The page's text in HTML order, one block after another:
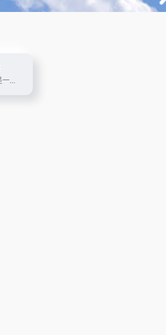
腾讯智影是一款云端智能视频创作工具，集素材搜集、视频剪辑、渲染导出和发布于一体的免费在线剪辑平台。强大的AI智能工具，支持文本配音、数字人播报、自动字幕识别、文章转视频、去水印、视频解说、横转竖等功能，拥有丰富的素材库，极大提升创作效率，帮助用户更好地进行视频化的表达。